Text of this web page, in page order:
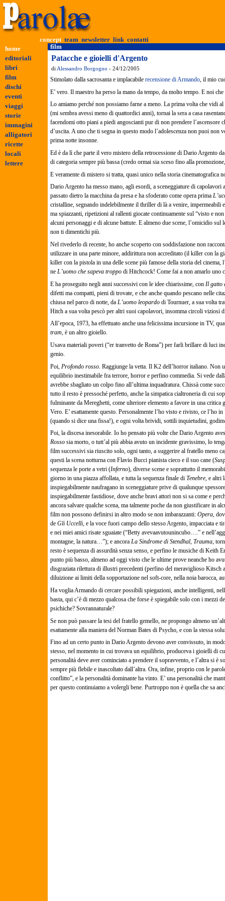
film
Patacche e gioielli d'Argento
diAlessandro Borgogno - 24/12/2005
Stimolato dalla sacrosanta e implacabile recensione di Armando, il mio
E’ vero. Il maestro ha perso la mano da tempo, da molto tempo. E noi
Lo amiamo perché non possiamo farne a meno. La prima volta che vidi
(mi sembra avessi meno di quattordici anni), tornai la sera a casa
facendomi otto piani a piedi angoscianti pur di non prendere l’ascensore
d’uscita. A uno che ti segna in questo modo l’adolescenza non puoi non
prima notte insonne.
Ed è da lì che parte il vero mistero della retrocessione di Dario Argento
di categoria sempre più bassa (credo ormai sia sceso fino alla
E veramente di mistero si tratta, quasi unico nella storia cinematografica
Dario Argento ha messo mano, agli esordi, a sceneggiature di capolavori
passato dietro la macchina da presa e ha sfoderato come opera prima
cristalline, segnando indelebilmente il thriller di là a venire, impermeabili
ma spiazzanti, ripetizioni al rallenti giocate continuamente sul “visto e
alcuni personaggi e di alcune battute. E almeno due scene, l’omicidio sul
non ti dimentichi più.
Nel rivederlo di recente, ho anche scoperto con soddisfazione non
utilizzare in una parte minore, addirittura non accreditato (il killer con la
killer con la pistola in una delle scene più famose della storia del
ne L’uomo che sapeva troppo di Hitchcock! Come fai a non amarlo uno
E ha proseguito negli anni successivi con le idee chiarissime, con Il gatto
difetti ma compatti, pieni di trovate, e che anche quando pescano nelle
chiusa nel parco di notte, da L’uomo leopardo di Tournuer, a sua volta
Hitch a sua volta pescò per altri suoi capolavori, insomma circoli viziosi
All’epoca, 1973, ha effettuato anche una felicissima incursione in TV,
tram, è un altro gioiello.
Usava materiali poveri (“er tranvetto de Roma”) per farli brillare di luci
genio.
Poi, Profondo rosso . Raggiunge la vetta. Il K2 dell’horror italiano. Non
equilibrio inestimabile fra terrore, horror e perfino commedia. Si vede
avrebbe sbagliato un colpo fino all’ultima inquadratura. Chissà come
tutto il resto è pressoché perfetto, anche la simpatica cialtroneria di cui
fulminante da Mereghetti, come ulteriore elemento a favore in una critica
Vero. E’ esattamente questo. Personalmente l’ho visto e rivisto, ce
(quando si dice una fissa!), e ogni volta brividi, sottili inquietudini,
Poi, la discesa inesorabile. Io ho pensato più volte che Dario Argento
Rosso sia morto, o tutt’al più abbia avuto un incidente gravissimo, lo
film successivi sia riuscito solo, ogni tanto, a suggerire al fratello meno
questi la scena notturna con Flavio Bucci pianista cieco e il suo cane (
sequenza le porte a vetri (Inferno), diverse scene e soprattutto il
giorno in una piazza affollata, e tutta la sequenza finale di Tenebre, e altri
inspiegabilmente naufragano in sceneggiature prive di qualunque
inspiegabilmente fastidiose, dove anche bravi attori non si sa come e
ancora salvare qualche scena, ma talmente poche da non giustificare in
film non possono definirsi in altro modo se non imbarazzanti: Opera,
de Gli Uccelli, e la voce fuori campo dello stesso Argento, impacciata e
e nei miei amici risate sguaiate (“Betty avevaavutounincubo….” e
montagne, la natura…”); e ancora La Sindrome di Stendhal, Trauma,
resto è sequenza di assurdità senza senso, e perfino le musiche di Keith
punto più basso, almeno ad oggi visto che le ultime prove neanche ho
disgraziata rilettura di illustri precedenti (perfino del meraviglioso
diluizione ai limiti della sopportazione nel soft-core, nella noia barocca,
Ha voglia Armando di cercare possibili spiegazioni, anche intelligenti,
basta, qui c’è di mezzo qualcosa che forse è spiegabile solo con i
psichiche? Sovrannaturale?
Se non può passare la tesi del fratello gemello, ne propongo almeno
esattamente alla maniera del Norman Bates di Psycho, e con la stessa
Fino ad un certo punto in Dario Argento devono aver convissuto, in
stesso, nel momento in cui trovava un equilibrio, produceva i gioielli di
personalità deve aver cominciato a prendere il sopravvento, e l’altra si è
sempre più flebile e inascoltato dall’altra. Ora, infine, proprio con le
conflitto”, e la personalità dominante ha vinto. E’ una personalità che
per questo continuiamo a volergli bene. Purtroppo non è quella che sa